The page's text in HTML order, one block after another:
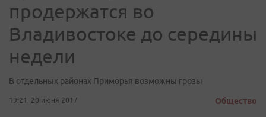
продержатся во
Владивостоке до середины
недели
В отдельных районах Приморья возможны грозы
19:21, 20 июня 2017 Общество